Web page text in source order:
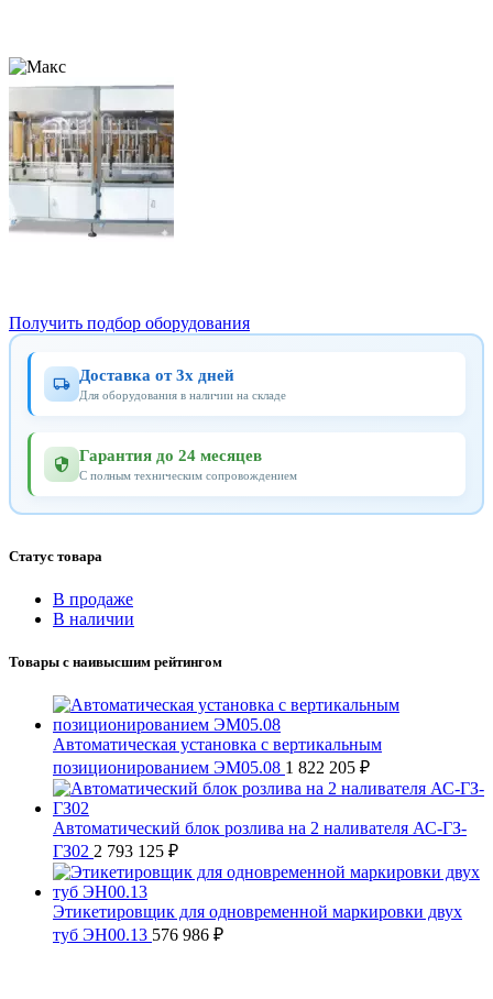
Получить подбор оборудования
Доставка от 3х дней
Для оборудования в наличии на складе
Гарантия до 24 месяцев
С полным техническим сопровождением
Статус товара
В продаже
В наличии
Товары с наивысшим рейтингом
Автоматическая установка с вертикальным
позиционированием ЭМ05.08 1 822 205 ₽
Автоматический блок розлива на 2 наливателя АС-ГЗ-
ГЗ02 2 793 125 ₽
Этикетировщик для одновременной маркировки двух
туб ЭН00.13 576 986 ₽